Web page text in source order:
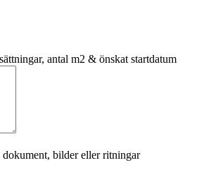
antal m2 & önskat startdatum
bilder eller ritningar